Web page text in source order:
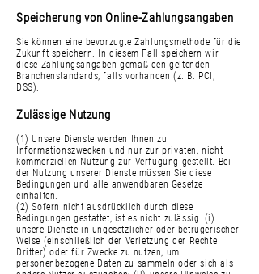
Speicherung von Online-Zahlungsangaben
Sie können eine bevorzugte Zahlungsmethode für die
Zukunft speichern. In diesem Fall speichern wir
diese Zahlungsangaben gemäß den geltenden
Branchenstandards, falls vorhanden (z. B. PCI,
DSS).
Zulässige Nutzung
(1) Unsere Dienste werden Ihnen zu
Informationszwecken und nur zur privaten, nicht
kommerziellen Nutzung zur Verfügung gestellt. Bei
der Nutzung unserer Dienste müssen Sie diese
Bedingungen und alle anwendbaren Gesetze
einhalten.
(2) Sofern nicht ausdrücklich durch diese
Bedingungen gestattet, ist es nicht zulässig: (i)
unsere Dienste in ungesetzlicher oder betrügerischer
Weise (einschließlich der Verletzung der Rechte
Dritter) oder für Zwecke zu nutzen, um
personenbezogene Daten zu sammeln oder sich als